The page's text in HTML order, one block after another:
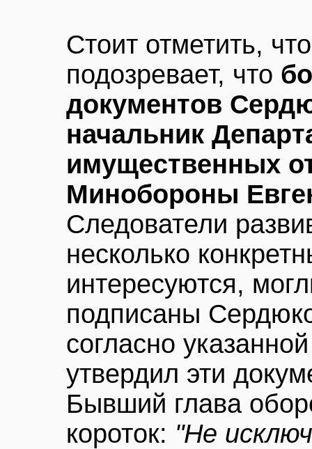
Стоит отметить,
подозревает, что
документов
начальник
имущественных
Минобороны
Следователи
несколько
интересуются,
подписаны
согласно
утвердил эти
Бывший глава
короток: "Не